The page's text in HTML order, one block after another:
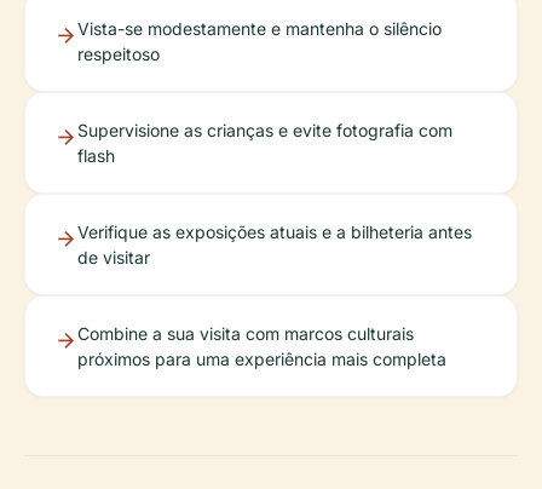
Vista-se modestamente e mantenha o silêncio
respeitoso
Supervisione as crianças e evite fotografia com
flash
Verifique as exposições atuais e a bilheteria antes
de visitar
Combine a sua visita com marcos culturais
próximos para uma experiência mais completa